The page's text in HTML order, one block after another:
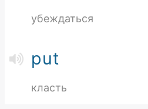
убеждаться
put
класть